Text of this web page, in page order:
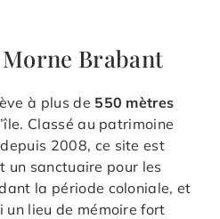
Brabant
à plus de 550 mètres
Classé au patrimoine
depuis 2008, ce site est
un sanctuaire pour les
la période coloniale, et
un lieu de mémoire fort